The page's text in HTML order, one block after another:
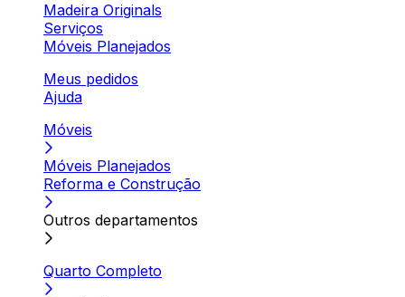
Madeira Originals
Serviços
Móveis Planejados
Meus pedidos
Ajuda
Móveis
Móveis Planejados
Reforma e Construção
Outros departamentos
Quarto Completo